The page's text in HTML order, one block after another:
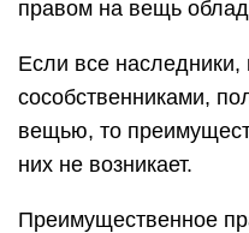
правом на вещь
Если все
сособственниками,
вещью, то
них не возникает.
Преимущественное